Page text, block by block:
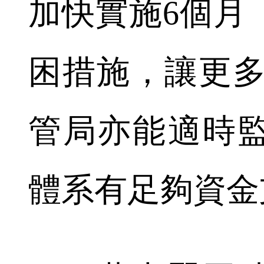
加快實施6個月
困措施，讓更
管局亦能適時
體系有足夠資